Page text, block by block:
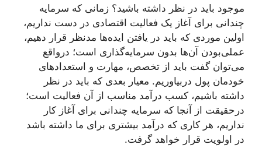
موجود باید در نظر داشته باشید؟ زمانی که سرمایه
چندانی برای آغاز یک فعالیت اقتصادی در دست نداریم،
اولین موردی که باید در یافتن ایده‌ها مدنظر قرار دهیم،
عملی‌بودن آن‌ها بدون سرمایه‌گذاری است؛ درواقع
می‌توان گفت باید از تخصص، مهارت و استعدادهای
خودمان پول دربیاوریم. معیار بعدی که باید در نظر
داشته باشیم، کسب درآمد مناسب از آن فعالیت است؛
درحقیقت از آنجا ‌که سرمایه چندانی برای آغاز کار
نداریم، هر کاری که درآمد بیشتری برای ما داشته باشد
در اولویت قرار خواهد گرفت.